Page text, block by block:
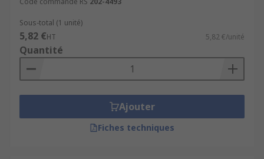
Sous-total (1 unité)
5,82 €HT 5,82 €/unité
Quantité
Ajouter
Fiches techniques